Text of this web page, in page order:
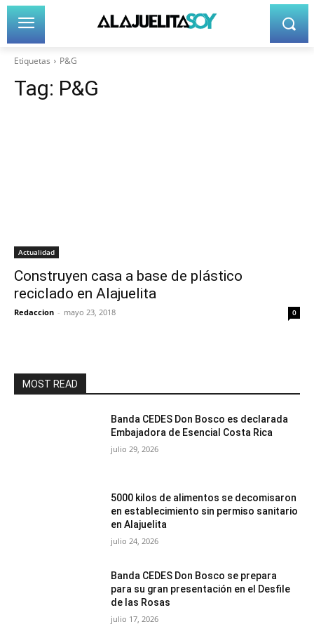
Etiquetas P&G
Tag: P&G
Actualidad
Construyen casa a base de plástico
reciclado en Alajuelita
Redaccion - mayo 23, 2018 0
MOST READ
Banda CEDES Don Bosco es declarada
Embajadora de Esencial Costa Rica
julio 29, 2026
5000 kilos de alimentos se decomisaron
en establecimiento sin permiso sanitario
en Alajuelita
julio 24, 2026
Banda CEDES Don Bosco se prepara
para su gran presentación en el Desfile
de las Rosas
julio 17, 2026